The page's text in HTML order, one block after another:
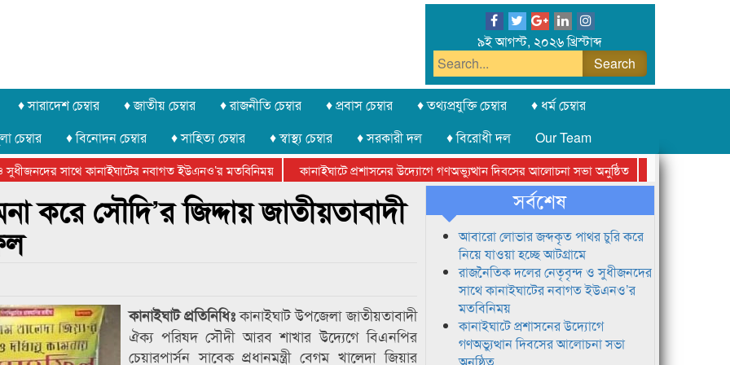
৯ই আগস্ট, ২০২৬ খ্রিস্টাব্দ
♦ সারাদেশ চেম্বার ♦ জাতীয় চেম্বার ♦ রাজনীতি চেম্বার ♦ প্রবাস চেম্বার ♦ তথ্যপ্রযুক্তি চেম্বার
♦ ধর্ম চেম্বার
চেম্বার ♦ বিনোদন চেম্বার ♦ সাহিত্য চেম্বার ♦ স্বাস্থ্য চেম্বার ♦ সরকারী দল ♦ বিরোধী দল
Our Team
সাথে কানাইঘাটের নবাগত ইউএনও’র মতবিনিময় কানাইঘাটে প্রশাসনের উদ্যোগে গণঅভ্যুত্থান দিবসের আলোচনা সভা অনুষ্ঠিত
সিলেট অনলাইন
ফেডারেশানের বিভাগীয় অভিনয় কর্মশালা সম্পন্ন
করে সৌদি’র জিদ্দায় জাতীয়তাবাদী
কানাইঘাট প্রতিনিধিঃকানাইঘাট উপজেলা জাতীয়তাবাদী
ঐক্য পরিষদ সৌদী আরব শাখার উদ্যেগে বিএনপির
চেয়ারপার্সন সাবেক প্রধানমন্ত্রী বেগম খালেদা জিয়ার
সর্বশেষ
আবারো লোভার জব্দকৃত পাথর চুরি করে
নিয়ে যাওয়া হচ্ছে আটগ্রামে
রাজনৈতিক দলের নেতৃবৃন্দ ও সুধীজনদের
সাথে কানাইঘাটের নবাগত ইউএনও’র
মতবিনিময়
কানাইঘাটে প্রশাসনের উদ্যোগে
গণঅভ্যুত্থান দিবসের আলোচনা সভা